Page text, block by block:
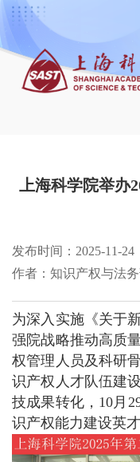
上海科学院举办
发布时间：2025-11-24
作者：知识产权与法
为深入实施《关于
强院战略推动高质
权管理人员及科研
识产权人才队伍建
技成果转化，10月
识产权能力建设英